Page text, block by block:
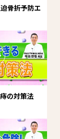
迫骨折予防エ
の対策法